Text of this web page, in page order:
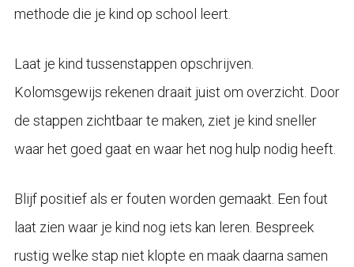
methode die je kind op school leert.
Laat je kind tussenstappen opschrijven.
Kolomsgewijs rekenen draait juist om overzicht. Door
de stappen zichtbaar te maken, ziet je kind sneller
waar het goed gaat en waar het nog hulp nodig heeft.
Blijf positief als er fouten worden gemaakt. Een fout
laat zien waar je kind nog iets kan leren. Bespreek
rustig welke stap niet klopte en maak daarna samen